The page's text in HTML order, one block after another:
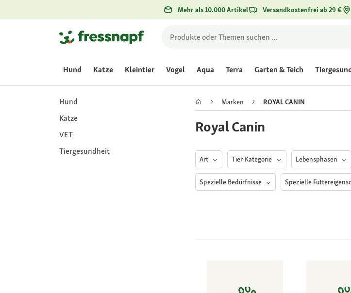
Mehr als 10.000 Artikel Versandkostenfrei ab 29 €
Hund Katze Kleintier Vogel Aqua Terra Garten & Teich
Hund
Katze
VET
Tiergesundheit
Marken ROYAL CANIN
Royal Canin
Art Tier-Kategorie Lebensphasen
Spezielle Bedürfnisse Spezielle